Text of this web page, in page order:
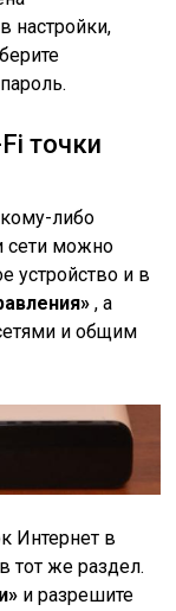
настройки,
точки
либо
сети можно
устройство и в
, а
и общим
Интернет в
тот же раздел.
и разрешите